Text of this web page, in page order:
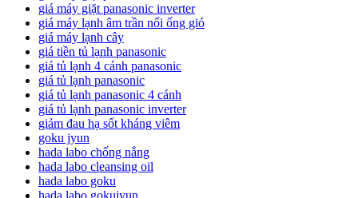
giá máy giặt panasonic inverter
giá máy lạnh âm trần nối ống gió
giá máy lạnh cây
giá tiền tủ lạnh panasonic
giá tủ lạnh 4 cánh panasonic
giá tủ lạnh panasonic
giá tủ lạnh panasonic 4 cánh
giá tủ lạnh panasonic inverter
giảm đau hạ sốt kháng viêm
goku jyun
hada labo chống nắng
hada labo cleansing oil
hada labo goku
hada labo gokujyun